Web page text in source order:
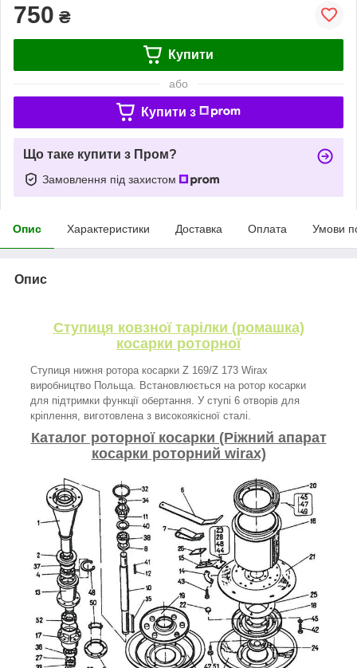
750 ₴
Купити
або
Купити з
Що таке купити з Пром?
Замовлення під захистом
Опис Характеристики Доставка Оплата Умови
Опис
Ступиця ковзної тарілки (ромашка)
косарки роторної
Ступиця нижня ротора косарки Z 169/Z 173 Wirax
виробництво Польща. Встановлюється на ротор косарки
для підтримки функції обертання. У ступі 6 отворів для
кріплення, виготовлена з високоякісної сталі.
Каталог роторної косарки (Ріжний апарат
косарки роторний wirax)